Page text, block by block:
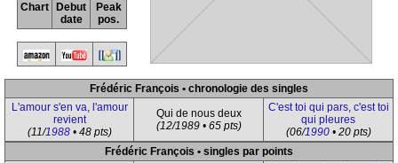
Chart
Debut
date
Peak
pos.
Frédéric François • chronologie des singles
L'amour s'en va, l'amour
revient
(11/1988• 48 pts)
Qui de nous deux
(12/1989 • 65 pts)
C'est toi qui pars, c'est toi
qui pleures
(06/1990• 20 pts)
Frédéric François • singles par points